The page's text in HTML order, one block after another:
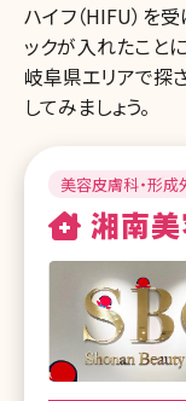
ハイフ（HIFU）を
ックが入れたこと
岐阜県エリアで探
してみましょう。
美容皮膚科・形成
科・美容外科
湘南